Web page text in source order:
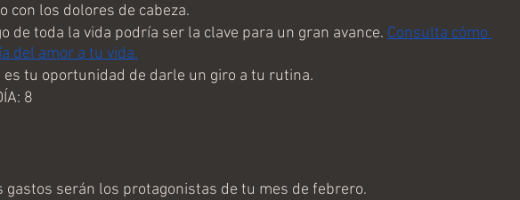
con los dolores de cabeza.
de toda la vida podría ser la clave para un gran avance. Consulta cómo
del amor a tu vida.
es tu oportunidad de darle un giro a tu rutina.
8
gastos serán los protagonistas de tu mes de febrero.